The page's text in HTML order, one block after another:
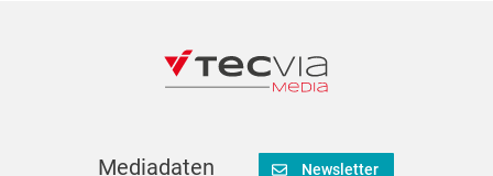
Mediadaten Newsletter